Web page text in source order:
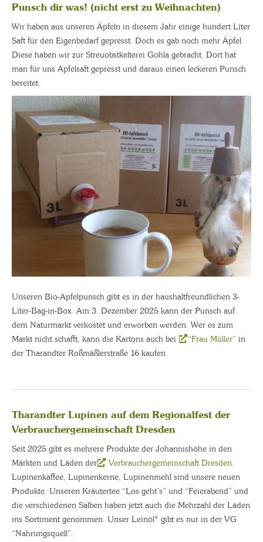
Punsch dir was! (nicht erst zu Weihnachten)
Wir haben aus unseren Äpfeln in diesem Jahr einige hundert Liter
Saft für den Eigenbedarf gepresst. Doch es gab noch mehr Äpfel.
Diese haben wir zur Streuobstkelterei Gohla gebracht. Dort hat
man für uns Apfelsaft gepresst und daraus einen leckeren Punsch
bereitet.
Unseren Bio-Apfelpunsch gibt es in der haushaltfreundlichen 3-
Liter-Bag-in-Box. Am 3. Dezember 2025 kann der Punsch auf
dem Naturmarkt verkostet und erworben werden. Wer es zum
Markt nicht schafft, kann die Kartons auch bei
“Frau Müller” in
der Tharandter Roßmäßlerstraße 16 kaufen.
Tharandter Lupinen auf dem Regionalfest der
Verbrauchergemeinschaft Dresden
Seit 2025 gibt es mehrere Produkte der Johannishöhe in den
Märkten und Läden der
Verbrauchergemeinschaft Dresden.
Lupinenkaffee, Lupinenkerne, Lupinenmehl sind unsere neuen
Produkte. Unseren Kräutertee “Los geht’s” und “Feierabend” und
die verschiedenen Salben haben jetzt auch die Mehrzahl der Läden
ins Sortiment genommen. Unser Leinöl* gibt es nur in der VG
“Nahrungsquell”.